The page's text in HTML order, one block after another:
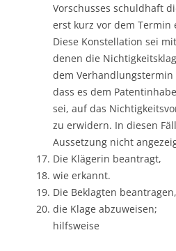
Vorschusses schuldhaft
erst kurz vor dem Termin
Diese Konstellation sei
denen die
dem
dass es dem
sei, auf das
zu erwidern. In diesen
Aussetzung nicht
Die Klägerin beantragt,
wie erkannt.
Die Beklagten beantragen,
die Klage abzuweisen;
hilfsweise